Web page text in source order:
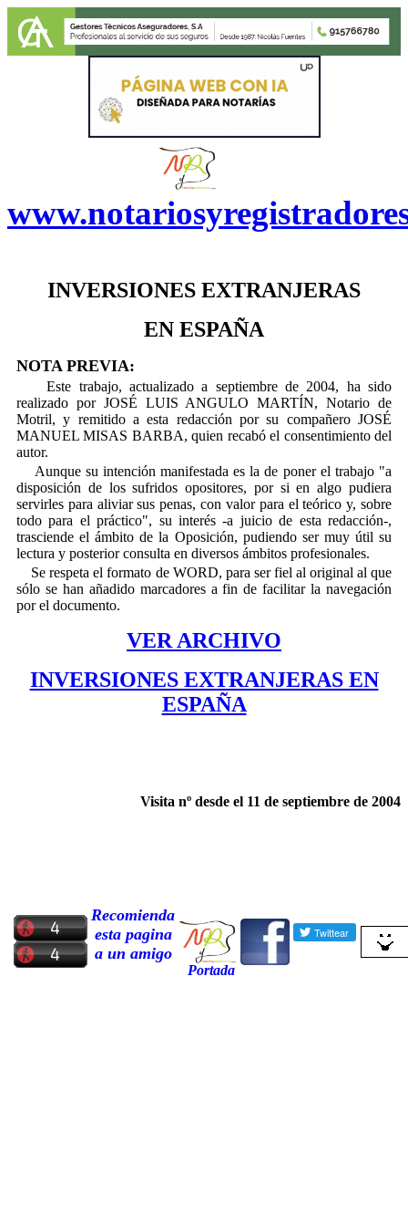
INVERSIONES EXTRANJERAS
EN ESPAÑA
NOTA PREVIA:
Este trabajo, actualizado a septiembre de 2004, ha sido
realizado por JOSÉ LUIS ANGULO MARTÍN, Notario de
Motril, y remitido a esta redacción por su compañero JOSÉ
MANUEL MISAS BARBA, quien recabó el consentimiento del
autor.
Aunque su intención manifestada es la de poner el trabajo "a
disposición de los sufridos opositores, por si en algo pudiera
servirles para aliviar sus penas, con valor para el teórico y, sobre
todo para el práctico", su interés -a juicio de esta redacción-,
trasciende el ámbito de la Oposición, pudiendo ser muy útil su
lectura y posterior consulta en diversos ámbitos profesionales.
Se respeta el formato de WORD, para ser fiel al original al que
sólo se han añadido marcadores a fin de facilitar la navegación
por el documento.
VER ARCHIVO
INVERSIONES EXTRANJERAS EN
ESPAÑA
Visita nº desde el 11 de septiembre de 2004
Recomienda
esta pagina
a un amigo
Portada